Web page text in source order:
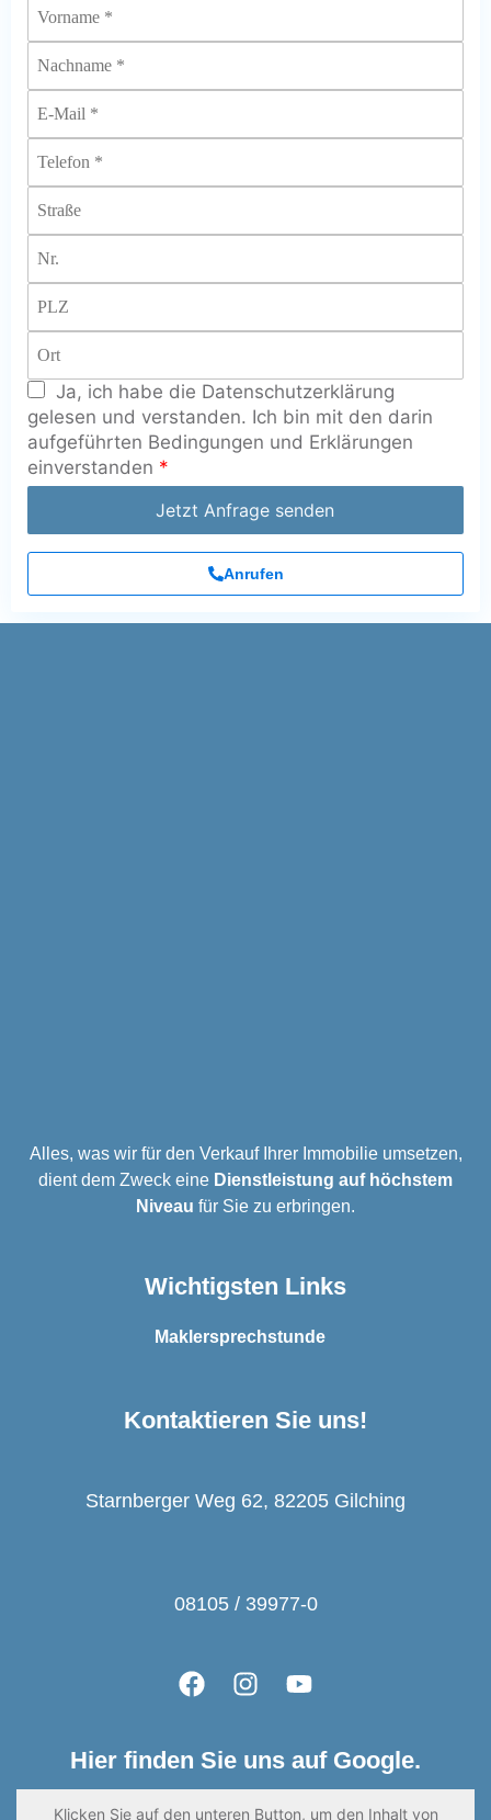
Ja, ich habe die Datenschutzerklärung
gelesen und verstanden. Ich bin mit den darin
aufgeführten Bedingungen und Erklärungen
einverstanden *
Jetzt Anfrage senden
Anrufen
Alles, was wir für den Verkauf Ihrer Immobilie umsetzen,
dient dem Zweck eine Dienstleistung auf höchstem
Niveau für Sie zu erbringen.
Wichtigsten Links
Maklersprechstunde
Kontaktieren Sie uns!
Starnberger Weg 62, 82205 Gilching
08105 / 39977-0
Hier finden Sie uns auf Google.
Klicken Sie auf den unteren Button, um den Inhalt von